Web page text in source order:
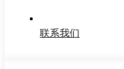
联系我们